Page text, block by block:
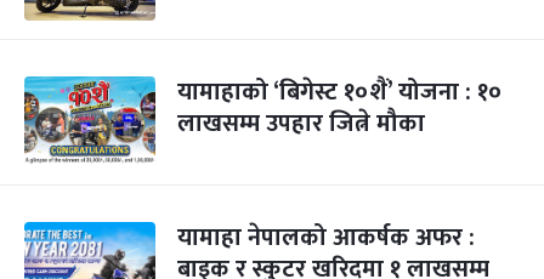
यामाहाको ‘बिगेस्ट १०शैं’ योजना : १०
लाखसम्म उपहार जित्ने मौका
यामाहा नेपालको आकर्षक अफर :
बाइक र स्कुटर खरिदमा १ लाखसम्म